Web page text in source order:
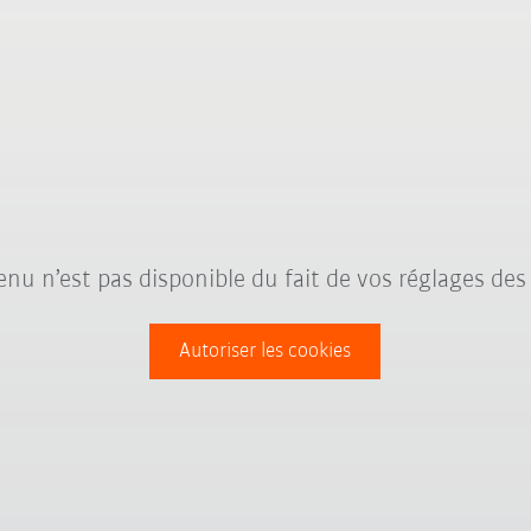
n’est pas disponible du fait de vos réglages
Autoriser les cookies